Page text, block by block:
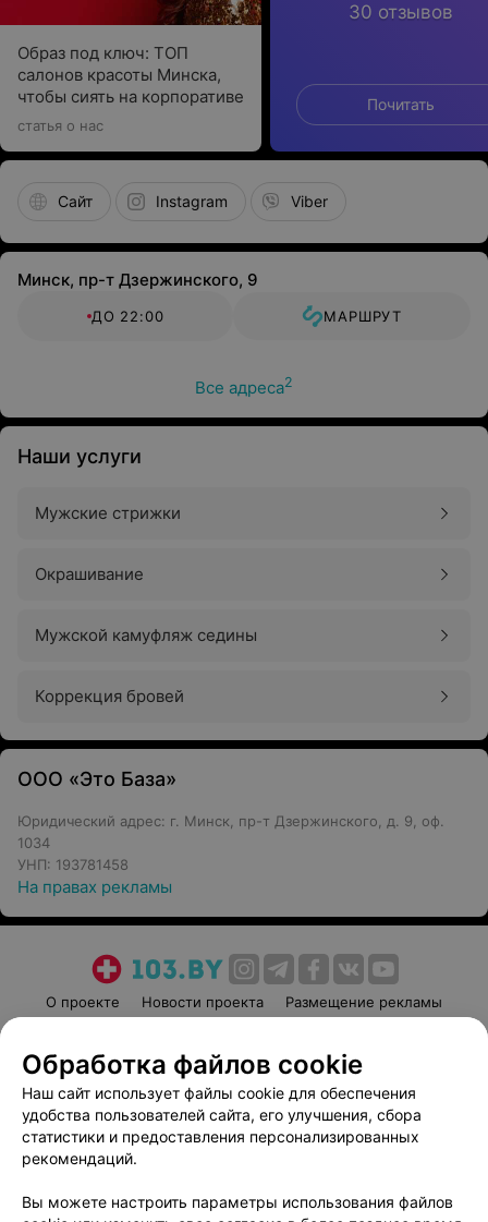
Образ под ключ: ТОП
салонов красоты Минска,
чтобы сиять на корпоративе
статья о нас
30 отзывов
Почитать
Сайт Instagram Viber
Минск, пр-т Дзержинского, 9
ДО 22:00 МАРШРУТ
Все адреса2
Наши услуги
Мужские стрижки
Окрашивание
Мужской камуфляж седины
Коррекция бровей
ООО «Это База»
Юридический адрес: г. Минск, пр-т Дзержинского, д. 9, оф.
1034
УНП: 193781458
На правах рекламы
О проекте Новости проекта
Размещение рекламы
Пользовательское соглашение
Способы оплаты
Вакансии
Партнеры
Написать руководителю 103.by
Обработка персональных данных
Обработка файлов cookie
Наш сайт использует файлы cookie для обеспечения
удобства пользователей сайта, его улучшения, сбора
статистики и предоставления персонализированных
рекомендаций.
Вы можете настроить параметры использования файлов